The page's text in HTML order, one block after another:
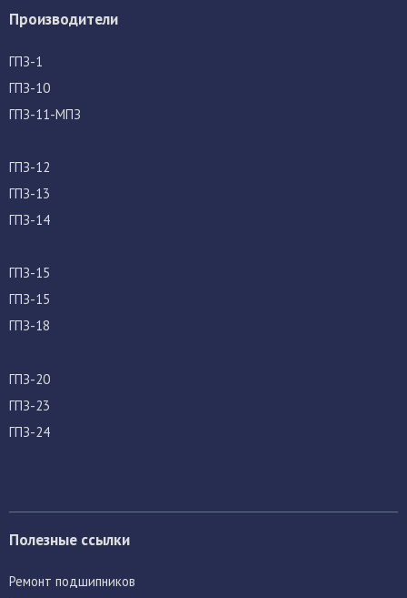
Производители
ГПЗ-1
ГПЗ-10
ГПЗ-11-МПЗ
ГПЗ-12
ГПЗ-13
ГПЗ-14
ГПЗ-15
ГПЗ-15
ГПЗ-18
ГПЗ-20
ГПЗ-23
ГПЗ-24
Полезные ссылки
Ремонт подшипников